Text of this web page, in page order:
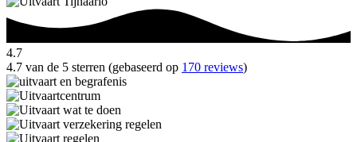
4.7
4.7 van de 5 sterren (gebaseerd op 170 reviews)